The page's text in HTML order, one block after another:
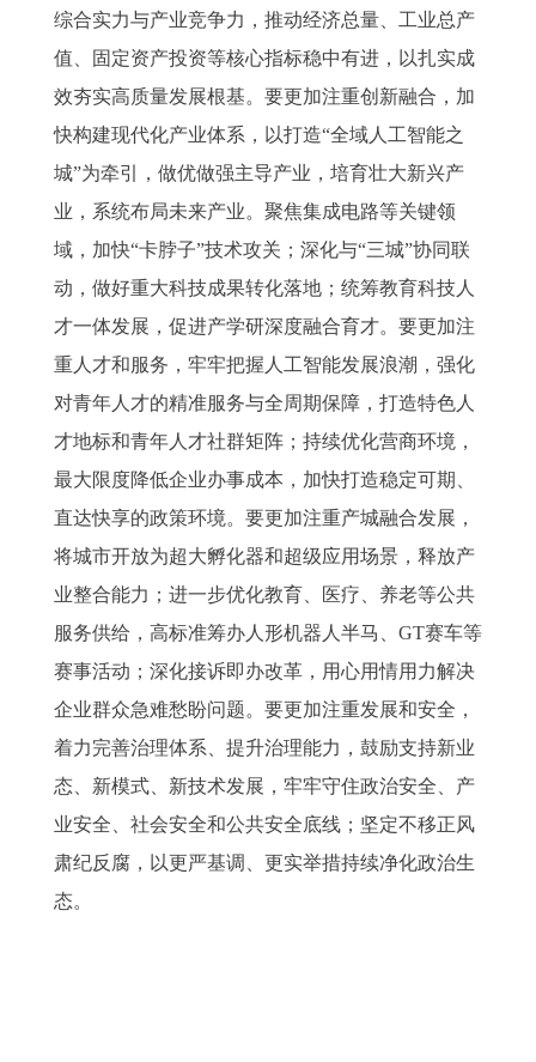
综合实力与产业竞争力，推动经济总量、工业总产
值、固定资产投资等核心指标稳中有进，以扎实成
效夯实高质量发展根基。要更加注重创新融合，加
快构建现代化产业体系，以打造“全域人工智能之
城”为牵引，做优做强主导产业，培育壮大新兴产
业，系统布局未来产业。聚焦集成电路等关键领
域，加快“卡脖子”技术攻关；深化与“三城”协同联
动，做好重大科技成果转化落地；统筹教育科技人
才一体发展，促进产学研深度融合育才。要更加注
重人才和服务，牢牢把握人工智能发展浪潮，强化
对青年人才的精准服务与全周期保障，打造特色人
才地标和青年人才社群矩阵；持续优化营商环境，
最大限度降低企业办事成本，加快打造稳定可期、
直达快享的政策环境。要更加注重产城融合发展，
将城市开放为超大孵化器和超级应用场景，释放产
业整合能力；进一步优化教育、医疗、养老等公共
服务供给，高标准筹办人形机器人半马、GT赛车等
赛事活动；深化接诉即办改革，用心用情用力解决
企业群众急难愁盼问题。要更加注重发展和安全，
着力完善治理体系、提升治理能力，鼓励支持新业
态、新模式、新技术发展，牢牢守住政治安全、产
业安全、社会安全和公共安全底线；坚定不移正风
肃纪反腐，以更严基调、更实举措持续净化政治生
态。